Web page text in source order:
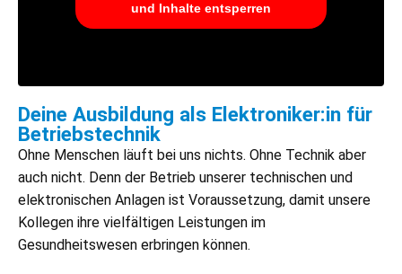
und Inhalte entsperren
Deine Ausbildung als Elektroniker:in für
Betriebstechnik​​
Ohne Menschen läuft bei uns nichts. Ohne Technik aber
auch nicht. Denn der Betrieb unserer technischen und
elektronischen Anlagen ist Voraussetzung, damit unsere
Kollegen ihre vielfältigen Leistungen im
Gesundheitswesen erbringen können.